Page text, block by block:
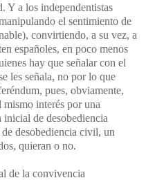
Y a los independentistas
el sentimiento de
convirtiendo, a su vez, a
españoles, en poco menos
hay que señalar con el
les señala, no por lo que
pues, obviamente,
mismo interés por una
de desobediencia
desobediencia civil, un
quieran o no.
de la convivencia